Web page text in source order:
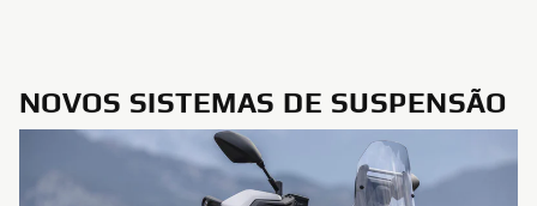
NOVOS SISTEMAS DE SUSPENSÃO